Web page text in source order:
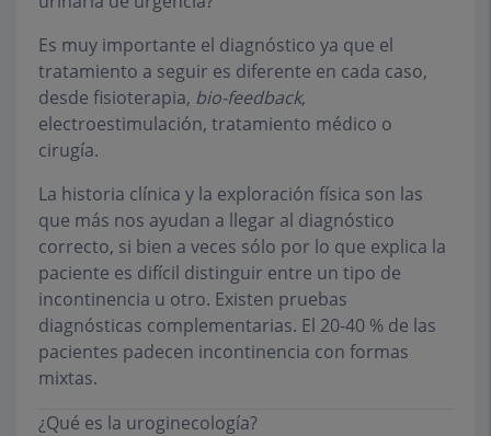
Es muy importante el diagnóstico ya que el
tratamiento a seguir es diferente en cada caso,
desde fisioterapia, bio-feedback,
electroestimulación, tratamiento médico o
cirugía.
La historia clínica y la exploración física son las
que más nos ayudan a llegar al diagnóstico
correcto, si bien a veces sólo por lo que explica la
paciente es difícil distinguir entre un tipo de
incontinencia u otro. Existen pruebas
diagnósticas complementarias. El 20-40 % de las
pacientes padecen incontinencia con formas
mixtas.
¿Qué es la uroginecología?